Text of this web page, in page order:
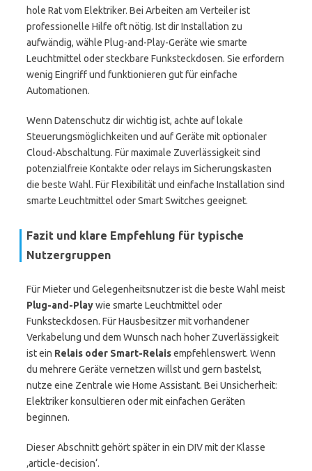
hole Rat vom Elektriker. Bei Arbeiten am Verteiler ist
professionelle Hilfe oft nötig. Ist dir Installation zu
aufwändig, wähle Plug-and-Play-Geräte wie smarte
Leuchtmittel oder steckbare Funksteckdosen. Sie erfordern
wenig Eingriff und funktionieren gut für einfache
Automationen.
Wenn Datenschutz dir wichtig ist, achte auf lokale
Steuerungsmöglichkeiten und auf Geräte mit optionaler
Cloud-Abschaltung. Für maximale Zuverlässigkeit sind
potenzialfreie Kontakte oder relays im Sicherungskasten
die beste Wahl. Für Flexibilität und einfache Installation sind
smarte Leuchtmittel oder Smart Switches geeignet.
Fazit und klare Empfehlung für typische
Nutzergruppen
Für Mieter und Gelegenheitsnutzer ist die beste Wahl meist
Plug-and-Playwie smarte Leuchtmittel oder
Funksteckdosen. Für Hausbesitzer mit vorhandener
Verkabelung und dem Wunsch nach hoher Zuverlässigkeit
ist ein Relais oder Smart-Relaisempfehlenswert. Wenn
du mehrere Geräte vernetzen willst und gern bastelst,
nutze eine Zentrale wie Home Assistant. Bei Unsicherheit:
Elektriker konsultieren oder mit einfachen Geräten
beginnen.
Dieser Abschnitt gehört später in ein DIV mit der Klasse
‚article-decision‘.